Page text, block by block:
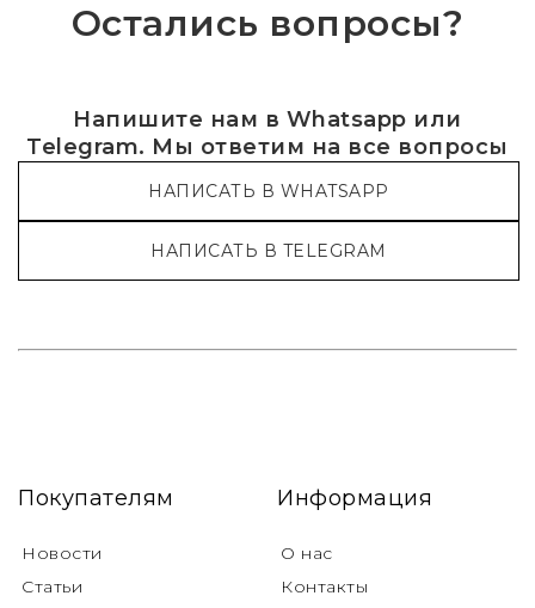
Остались вопросы?
Напишите нам в Whatsapp или
Telegram. Мы ответим на все вопросы
НАПИСАТЬ В WHATSAPP
НАПИСАТЬ В TELEGRAM
Покупателям
Новости
Статьи
Информация
О нас
Контакты